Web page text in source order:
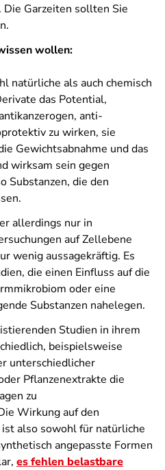
Garzeiten sollten Sie
wollen:
natürliche als auch chemisch
das Potential,
anti-
zu wirken, sie
Gewichtsabnahme und das
wirksam sein gegen
Substanzen, die den
allerdings nur in
auf Zellebene
wenig aussagekräftig. Es
die einen Einfluss auf die
oder eine
Substanzen nahelegen.
Studien in ihrem
beispielsweise
unterschiedlicher
Pflanzenextrakte die
zu
Wirkung auf den
also sowohl für natürliche
angepasste Formen
es fehlen belastbare